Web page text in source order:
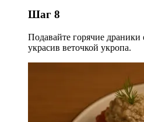
Шаг 8
Подавайте горячие
украсив веточкой укропа.